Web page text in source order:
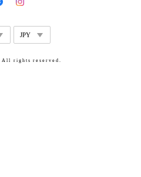
All rights reserved.